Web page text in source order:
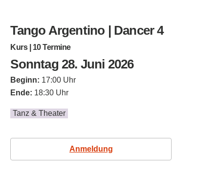
Tango Argentino | Dancer 4
Kurs | 10 Termine
Sonntag 28. Juni 2026
Beginn: 17:00 Uhr
Ende: 18:30 Uhr
Tanz & Theater
Anmeldung